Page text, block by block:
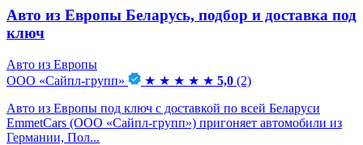
Авто из Европы Беларусь, подбор и доставка под
ключ
Авто из Европы
ООО «Сайпл-групп»
★ ★ ★ ★ ★ 5,0 (2)
Авто из Европы под ключ с доставкой по всей Беларуси
EmmetCars (ООО «Сайпл-групп») пригоняет автомобили из
Германии, Пол...